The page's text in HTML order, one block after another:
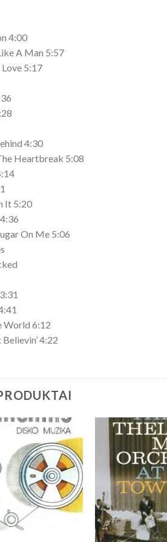
4:00
A Man 5:57
5:17
4:30
Heartbreak 5:08
It 5:20
On Me 5:06
World 6:12
4:22